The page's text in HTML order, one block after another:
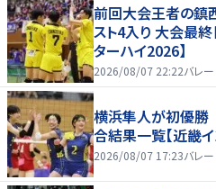
前回大会王者の鎮
スト4入り 大会最
ターハイ2026】
2026/08/07 22:22バレー
横浜隼人が初優勝
合結果一覧【近畿
2026/08/07 17:23バレー